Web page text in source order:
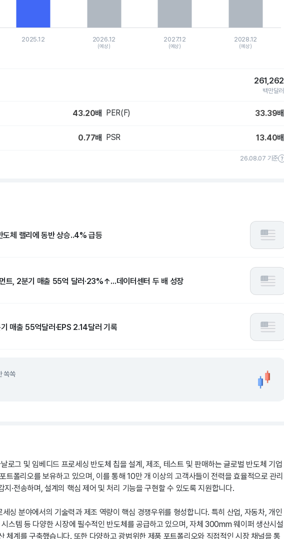
2025.12 2026.12
(예상)
2027.12
(예상)
2028.12
(예상)
261,262
백만달러
43.20배 PER(F) 33.39배
0.77배 PSR 13.40배
26.08.07 기준
도체 랠리에 동반 상승..4% 급등
트, 2분기 매출 55억 달러·23%↑...데이터센터 두 배 성장
매출 55억달러·EPS 2.14달러 기록
쏙쏙
로그 및 임베디드 프로세싱 반도체 칩을 설계, 제조, 테스트 및 판매하는 글로벌 반도체 기업
트폴리오를 보유하고 있으며, 이를 통해 10만 개 이상의 고객사들이 전력을 효율적으로 관리
지·전송하며, 설계의 핵심 제어 및 처리 기능을 구현할 수 있도록 지원합니다.
싱 분야에서의 기술력과 제조 역량이 핵심 경쟁우위를 형성합니다. 특히 산업, 자동차, 개인
스템 등 다양한 시장에 필수적인 반도체를 공급하고 있으며, 자체 300mm 웨이퍼 생산시설
체계를 구축했습니다. 또한 다양하고 광범위한 제품 포트폴리오와 직접적인 시장 채널을 통